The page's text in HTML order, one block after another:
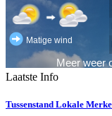
Laatste Info
Tussenstand Lokale